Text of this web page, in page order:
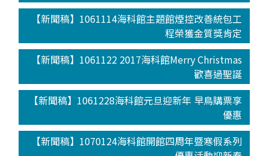
【新聞稿】1061114海科館主題館煙控改善統包工
程榮獲金質獎肯定
【新聞稿】1061122 2017海科館Merry Christmas
歡喜過聖誕
【新聞稿】1061228海科館元旦迎新年 早鳥購票享
優惠
【新聞稿】1070124海科館開館四周年暨寒假系列